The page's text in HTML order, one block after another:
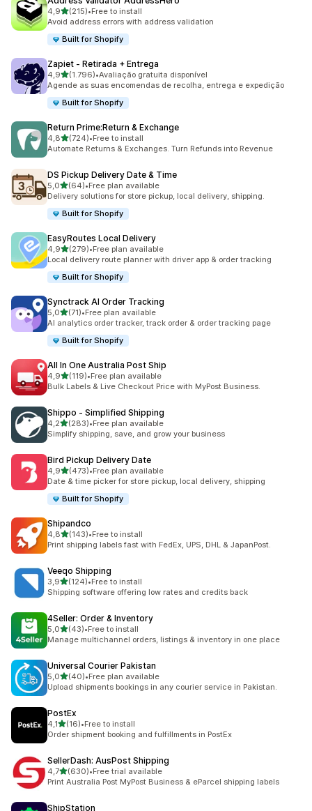
4,9de 5 estrelas
(215)
215 total de avaliações
•Free to install
Avoid address errors with address validation
Built for Shopify
Zapiet ‑ Retirada + Entrega
4,9de 5 estrelas
(1.796)
1796 total de avaliações
•Avaliação gratuita disponível
Agende as suas encomendas de recolha, entrega e expedição
Built for Shopify
Return Prime:Return & Exchange
4,8de 5 estrelas
(724)
724 total de avaliações
•Free to install
Automate Returns & Exchanges. Turn Refunds into Revenue
DS Pickup Delivery Date & Time
5,0de 5 estrelas
(64)
64 total de avaliações
•Free plan available
Delivery solutions for store pickup, local delivery, shipping.
Built for Shopify
EasyRoutes Local Delivery
4,9de 5 estrelas
(279)
279 total de avaliações
•Free plan available
Local delivery route planner with driver app & order tracking
Built for Shopify
Synctrack AI Order Tracking
5,0de 5 estrelas
(71)
71 total de avaliações
•Free plan available
AI analytics order tracker, track order & order tracking page
Built for Shopify
All In One Australia Post Ship
4,9de 5 estrelas
(119)
119 total de avaliações
•Free plan available
Bulk Labels & Live Checkout Price with MyPost Business.
Shippo ‑ Simplified Shipping
4,2de 5 estrelas
(283)
283 total de avaliações
•Free plan available
Simplify shipping, save, and grow your business
Bird Pickup Delivery Date
4,9de 5 estrelas
(473)
473 total de avaliações
•Free plan available
Date & time picker for store pickup, local delivery, shipping
Built for Shopify
Shipandco
4,8de 5 estrelas
(143)
143 total de avaliações
•Free to install
Print shipping labels fast with FedEx, UPS, DHL & JapanPost.
Veeqo Shipping
3,9de 5 estrelas
(124)
124 total de avaliações
•Free to install
Shipping software offering low rates and credits back
4Seller: Order & Inventory
5,0de 5 estrelas
(43)
43 total de avaliações
•Free to install
Manage multichannel orders, listings & inventory in one place
Universal Courier Pakistan
5,0de 5 estrelas
(40)
40 total de avaliações
•Free plan available
Upload shipments bookings in any courier service in Pakistan.
PostEx
4,1de 5 estrelas
(16)
16 total de avaliações
•Free to install
Order shipment booking and fulfillments in PostEx
SellerDash: AusPost Shipping
4,7de 5 estrelas
(630)
630 total de avaliações
•Free trial available
Print Australia Post MyPost Business & eParcel shipping labels
ShipStation